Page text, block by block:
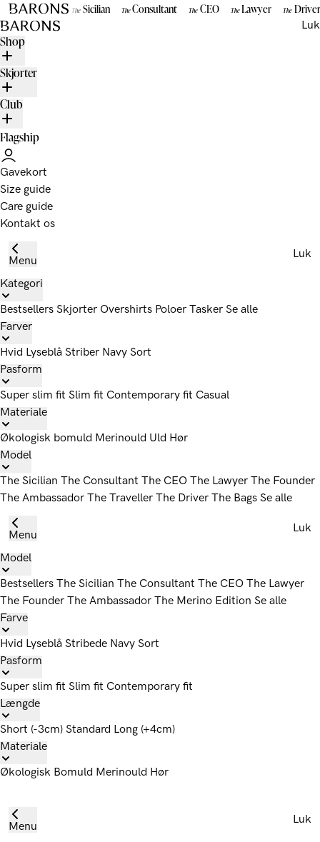
Gå til indhold
BARONS
The Sicilian The Consultant The CEO The Lawyer The Driver
Luk
Shop
Skjorter
Club
Flagship
Gavekort
Size guide
Care guide
Kontakt os
Menu
Luk
Kategori
Bestsellers Skjorter Overshirts Poloer Tasker Se alle
Farver
Hvid Lyseblå Striber Navy Sort
Pasform
Super slim fit Slim fit Contemporary fit Casual
Materiale
Økologisk bomuld Merinould Uld Hør
Model
The Sicilian The Consultant The CEO The Lawyer The Founder
The Ambassador The Traveller The Driver The Bags Se alle
Menu
Luk
Model
Bestsellers The Sicilian The Consultant The CEO The Lawyer
The Founder The Ambassador The Merino Edition Se alle
Farve
Hvid Lyseblå Stribede Navy Sort
Pasform
Super slim fit Slim fit Contemporary fit
Længde
Short (-3cm) Standard Long (+4cm)
Materiale
Økologisk Bomuld Merinould Hør
Menu
Luk